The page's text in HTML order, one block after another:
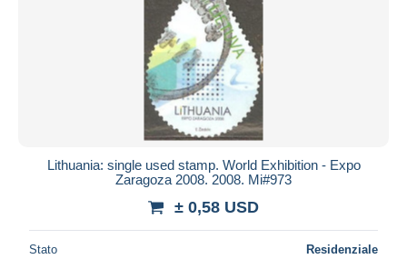
Lithuania: single used stamp. World Exhibition - Expo
Zaragoza 2008. 2008. Mi#973
± 0,58 USD
Stato Residenziale